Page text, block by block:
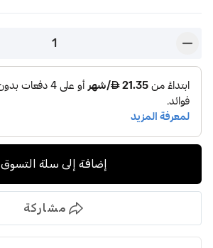
1
إضافة إلى سلة التسوق
مشاركة